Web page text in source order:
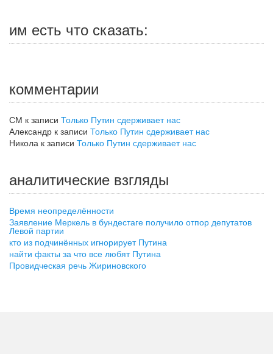
им есть что сказать:
комментарии
СМ к записи Только Путин сдерживает нас
Александр к записи Только Путин сдерживает нас
Никола к записи Только Путин сдерживает нас
аналитические взгляды
Время неопределённости
Заявление Меркель в бундестаге получило отпор депутатов
Левой партии
кто из подчинённых игнорирует Путина
найти факты за что все любят Путина
Провидческая речь Жириновского